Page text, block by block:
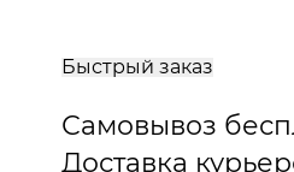
Быстрый заказ
Самовывоз
Доставка